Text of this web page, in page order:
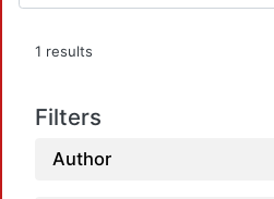
1 results
Filters
Author